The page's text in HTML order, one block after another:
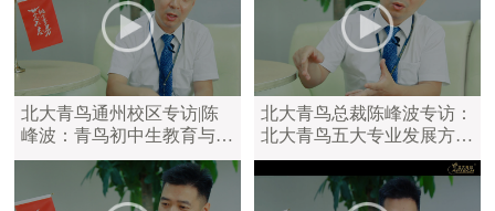
北大青鸟通州校区专访|陈
峰波：青鸟初中生教育与中
职教育区别
北大青鸟总裁陈峰波专访：
北大青鸟五大专业发展方
向，满足学员不同学习需求